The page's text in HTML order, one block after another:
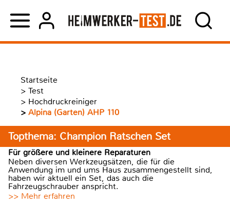
Startseite
> Test
> Hochdruckreiniger
> Alpina (Garten) AHP 110
Topthema: Champion Ratschen Set
Für größere und kleinere Reparaturen
Neben diversen Werkzeugsätzen, die für die
Anwendung im und ums Haus zusammengestellt sind,
haben wir aktuell ein Set, das auch die
Fahrzeugschrauber anspricht.
>> Mehr erfahren